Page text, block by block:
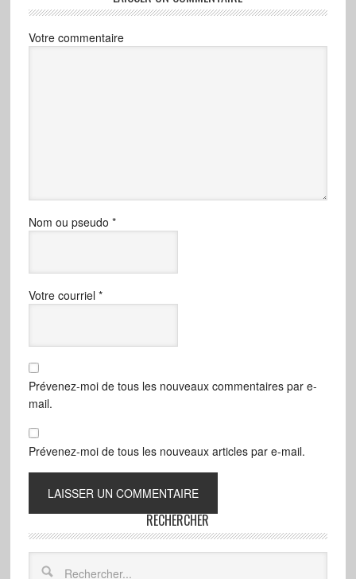
Votre commentaire
Nom ou pseudo *
Votre courriel *
Prévenez-moi de tous les nouveaux commentaires par e-
mail.
Prévenez-moi de tous les nouveaux articles par e-mail.
RECHERCHER